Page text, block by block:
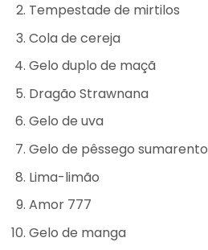
Tempestade de mirtilos
Cola de cereja
Gelo duplo de maçã
Dragão Strawnana
Gelo de uva
Gelo de pêssego sumarento
Lima-limão
Amor 777
Gelo de manga